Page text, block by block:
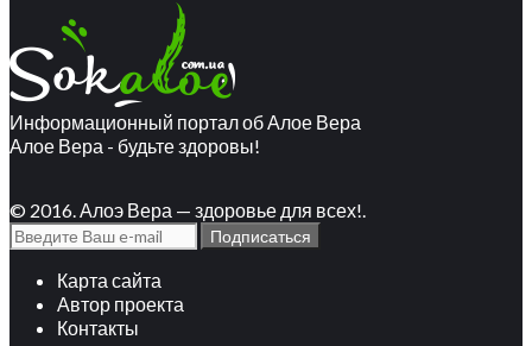
Информационный портал об Алое Вера
Алое Вера - будьте здоровы!
© 2016. Алоэ Вера — здоровье для всех!.
Карта сайта
Автор проекта
Контакты